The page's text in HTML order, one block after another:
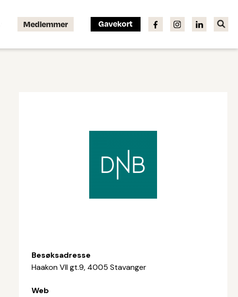
Medlemmer Gavekort
Besøksadresse
Haakon VII gt.9, 4005 Stavanger
Web